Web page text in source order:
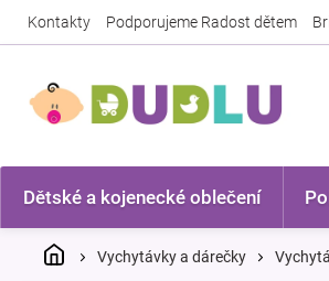
Kontakty Podporujeme Radost dětem
Dětské a kojenecké oblečení
DomůVychytávky a dárečky